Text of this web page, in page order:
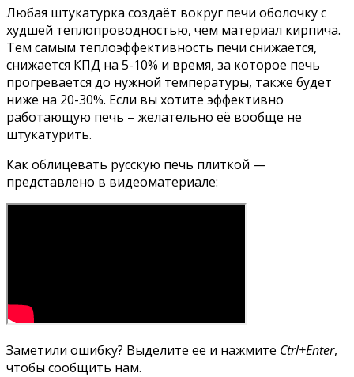
Любая штукатурка создаёт вокруг печи оболочку с
худшей теплопроводностью, чем материал кирпича.
Тем самым теплоэффективность печи снижается,
снижается КПД на 5-10% и время, за которое печь
прогревается до нужной температуры, также будет
ниже на 20-30%. Если вы хотите эффективно
работающую печь – желательно её вообще не
штукатурить.
Как облицевать русскую печь плиткой —
представлено в видеоматериале:
Заметили ошибку? Выделите ее и нажмите Ctrl+Enter,
чтобы сообщить нам.